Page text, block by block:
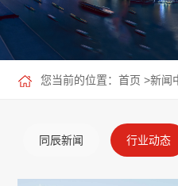
您当前的位置：首页 >新闻
同辰新闻 行业动态